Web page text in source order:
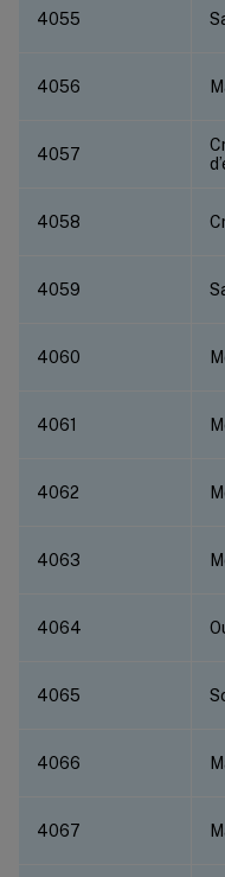
4055
4056
4057
4058
4059
4060
4061
4062
4063
4064
4065
4066
4067